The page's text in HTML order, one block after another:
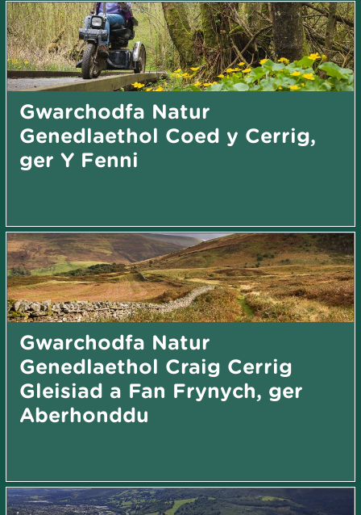
Gwarchodfa Natur
Genedlaethol Coed y Cerrig,
ger Y Fenni
Gwarchodfa Natur
Genedlaethol Craig Cerrig
Gleisiad a Fan Frynych, ger
Aberhonddu